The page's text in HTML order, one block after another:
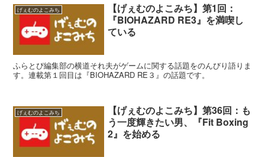
げぇむのよこみち
【げぇむのよこみち】第1回：
『BIOHAZARD RE3』を満喫し
ている
ふらとぴ編集部の横道それ夫がゲームに関する話題をのんびり語りま
す。連載第１回目は『BIOHAZARD RE３』の話題です。
げぇむのよこみち
【げぇむのよこみち】第36回：も
う一度輝きたい男、『Fit Boxing
2』を始める